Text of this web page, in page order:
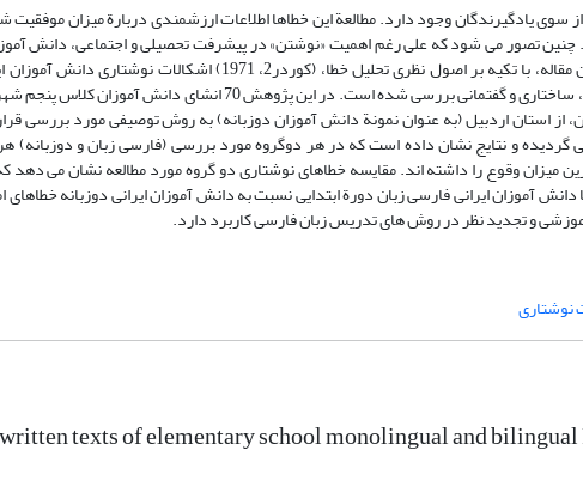
در مراحل مختلف یادگیری مهارت های زبانی، احتمال بروز خطا1 از سوی یادگیرندگان وجود دارد. مطالعة این خطاها اطلاعات ارزشمندی دربارة
تصور می شود که علی رغم اهمیت «نوشتن» در پیشرفت تحصیلی و اجتماعی، دانش
دوزبانه در نوشتارهای خود خطاهای قابل توجهی دارند. در این مقاله، با تکیه بر اصول نظری تحلیل
دوزبانه (ترک زبان) دورة ابتدایی، شامل خطاهای املایی، واژگانی، ساختاری و گفتمانی بررسی شده است.
دانش آموزان شهرستان، از استان اردبیل (به عنوان نمونة دانش آموزان دوزبانه) به روش توصیفی مورد
بررسی گردیده و نتایج نشان داده است که در هر دوگروه مورد بررسی (فارسی زبان و
میزان وقوع را داشته اند. مقایسه خطاهای نوشتاری دو گروه مورد مطالعه نشان می
دوم 18 درصد کمتر است؛ اما دانش آموزان ایرانی فارسی زبان دورة ابتدایی نسبت به دانش آموزان ایرانی دوزبانه
و تجدید نظر در روش های تدریس زبان فارسی کاربرد دارد.
نوشتاری
texts of elementary school monolingual and bilingual